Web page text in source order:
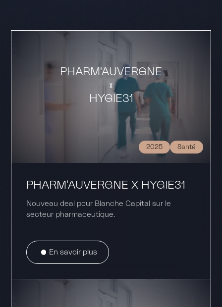
PHARM'AUVERGNE
HYGIE31
2025 Santé
PHARM'AUVERGNE X HYGIE31
Nouveau deal pour Blanche Capital sur le
secteur pharmaceutique.
En savoir plus